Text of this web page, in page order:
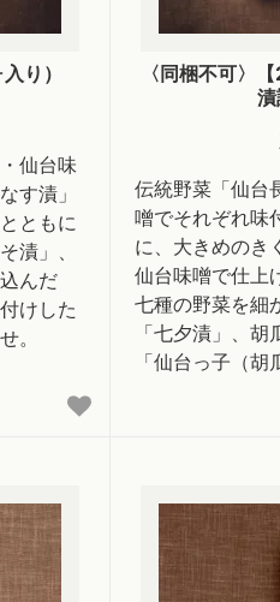
り）
仙台味
す漬」
ともに
漬」、
んだ
けした
。
〈同梱不可〉
伝統野菜「仙台
噌でそれぞれ味
に、大きめのき
仙台味噌で仕上
七種の野菜を細
「七夕漬」、
「仙台っ子（胡